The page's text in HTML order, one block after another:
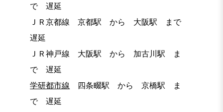
で 遅延
ＪＲ京都線 京都駅 から 大阪駅 まで
遅延
ＪＲ神戸線 大阪駅 から 加古川駅 ま
で 遅延
学研都市線 四条畷駅 から 京橋駅 ま
で 遅延